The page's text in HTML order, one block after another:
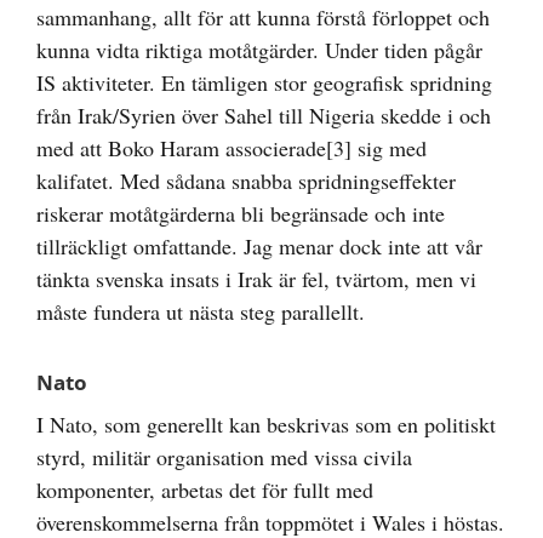
sammanhang, allt för att kunna förstå förloppet och
kunna vidta riktiga motåtgärder. Under tiden pågår
IS aktiviteter. En tämligen stor geografisk spridning
från Irak/Syrien över Sahel till Nigeria skedde i och
med att Boko Haram associerade[3] sig med
kalifatet. Med sådana snabba spridningseffekter
riskerar motåtgärderna bli begränsade och inte
tillräckligt omfattande. Jag menar dock inte att vår
tänkta svenska insats i Irak är fel, tvärtom, men vi
måste fundera ut nästa steg parallellt.
Nato
I Nato, som generellt kan beskrivas som en politiskt
styrd, militär organisation med vissa civila
komponenter, arbetas det för fullt med
överenskommelserna från toppmötet i Wales i höstas.